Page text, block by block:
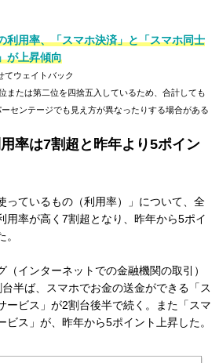
利用率、「スマホ決済」と「スマホ同士
が上昇傾向
ウェイトバック
または第二位を四捨五入しているため、合計しても
センテージでも見え方が異なったりする場合がある
用率は7割超と昨年より5ポイン
っているもの（利用率）」について、全
用率が高く7割超となり、昨年から5ポイ
（インターネットでの金融機関の取引）
半ば、スマホでお金の送金ができる「ス
ービス」が2割台後半で続く。また「スマ
ビス」が、昨年から5ポイント上昇した。